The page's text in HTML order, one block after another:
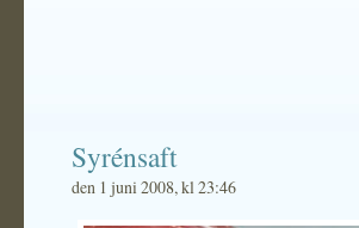
Syrénsaft
den 1 juni 2008, kl 23:46